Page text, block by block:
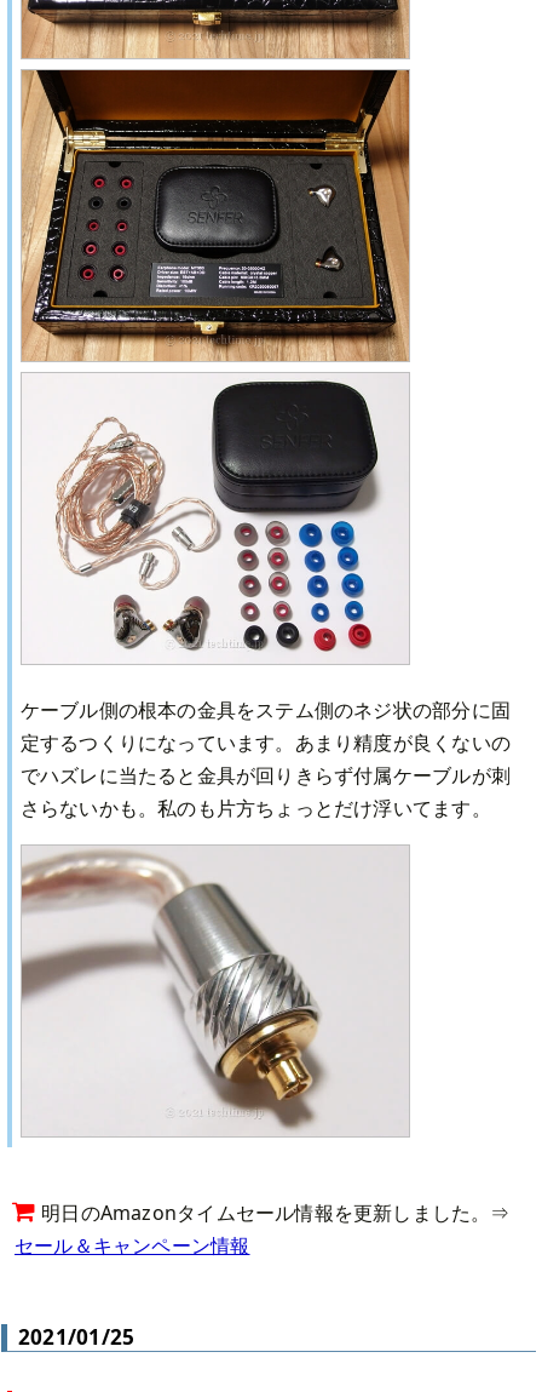
ケーブル側の根本の金具をステム側のネジ状の部分に固
定するつくりになっています。あまり精度が良くないの
でハズレに当たると金具が回りきらず付属ケーブルが刺
さらないかも。私のも片方ちょっとだけ浮いてます。
明日のAmazonタイムセール情報を更新しました。⇒
セール＆キャンペーン情報
2021/01/25